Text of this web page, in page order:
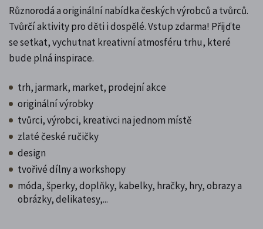
Různorodá a originální nabídka českých výrobců a tvůrců.
Tvůrčí aktivity pro děti i dospělé. Vstup zdarma! Přijďte
se setkat, vychutnat kreativní atmosféru trhu, které
bude plná inspirace.
trh, jarmark, market, prodejní akce
originální výrobky
tvůrci, výrobci, kreativci na jednom místě
zlaté české ručičky
design
tvořivé dílny a workshopy
móda, šperky, doplňky, kabelky, hračky, hry, obrazy a
obrázky, delikatesy,...